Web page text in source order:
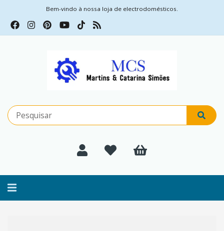
Bem-vindo à nossa loja de electrodomésticos.
Alternar